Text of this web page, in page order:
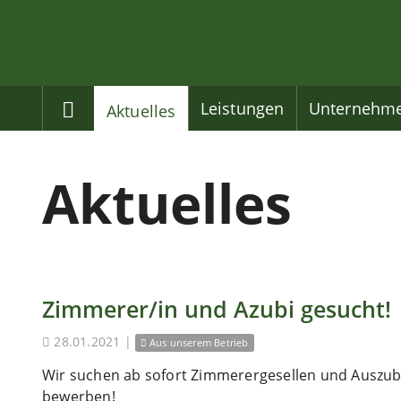
Home
Aktuelles Leistungen
Aktuelles
Zimmerer/in und Azubi gesucht!
28.01.2021 | Aus unserem Betrieb
Wir suchen ab sofort Zimmerergesellen und
bewerben!